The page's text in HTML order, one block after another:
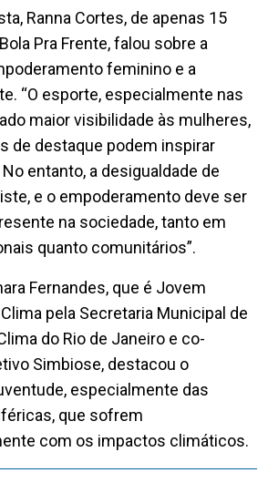
Ranna Cortes, de apenas 15
Pra Frente, falou sobre a
feminino e a
“O esporte, especialmente nas
maior visibilidade às mulheres,
de destaque podem inspirar
entanto, a desigualdade de
e o empoderamento deve ser
na sociedade, tanto em
quanto comunitários”.
Fernandes, que é Jovem
pela Secretaria Municipal de
do Rio de Janeiro e co-
Simbiose, destacou o
especialmente das
que sofrem
com os impactos climáticos.